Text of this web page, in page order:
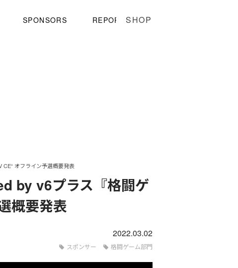
SPONSORS REPORT SHOP
CE“ オフライン予選概要発表
by v6プラス『格闘ゲ
概要発表
2022.03.02
スポンサー 格闘ゲーム部門